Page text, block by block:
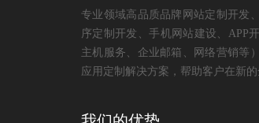
专业领域高品质品牌网站定制开发
序定制开发、手机网站建设、APP
主机服务、企业邮箱、网络营销等
应用定制解决方案，帮助客户在新